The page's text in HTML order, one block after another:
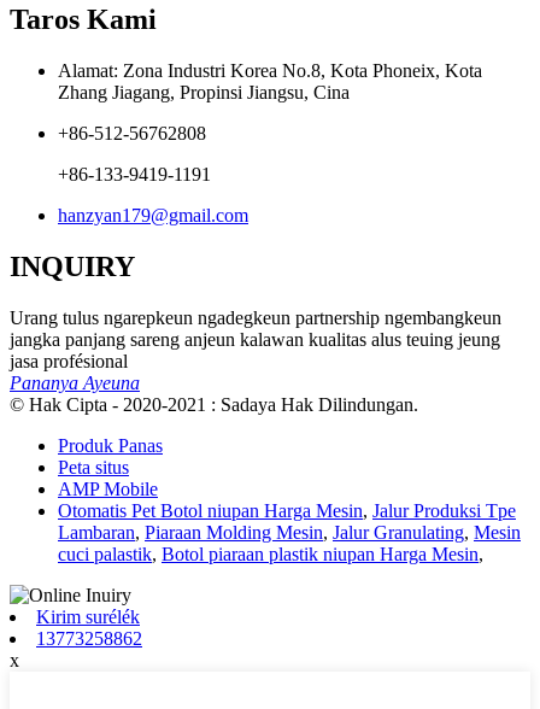
Taros Kami
Alamat: Zona Industri Korea No.8, Kota Phoneix, Kota
Zhang Jiagang, Propinsi Jiangsu, Cina
+86-512-56762808
+86-133-9419-1191
hanzyan179@gmail.com
INQUIRY
Urang tulus ngarepkeun ngadegkeun partnership ngembangkeun
jangka panjang sareng anjeun kalawan kualitas alus teuing jeung
jasa profésional
Pananya Ayeuna
© Hak Cipta - 2020-2021 : Sadaya Hak Dilindungan.
Produk Panas
Peta situs
AMP Mobile
Otomatis Pet Botol niupan Harga Mesin, Jalur Produksi Tpe
Lambaran, Piaraan Molding Mesin, Jalur Granulating, Mesin
cuci palastik, Botol piaraan plastik niupan Harga Mesin,
Kirim surélék
13773258862
x